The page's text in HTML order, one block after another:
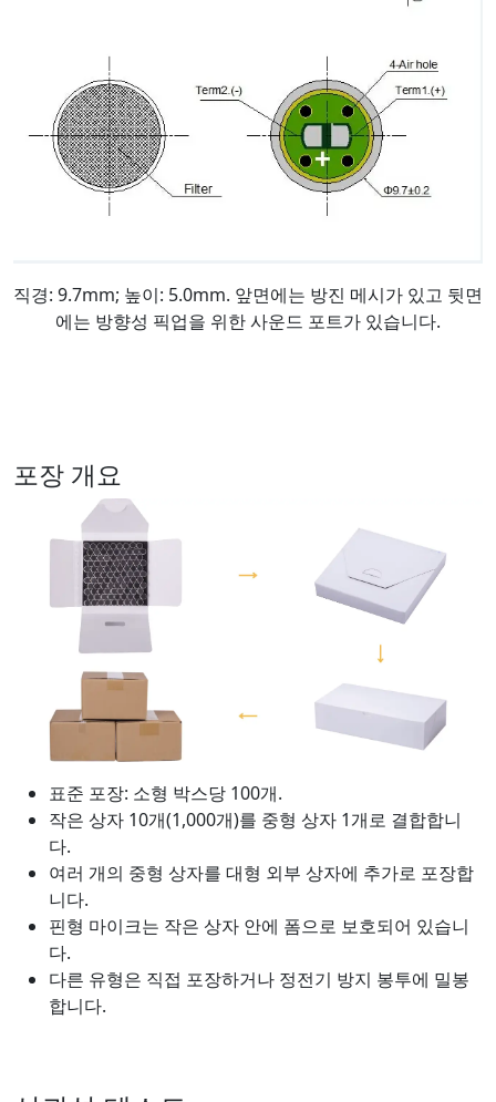
직경: 9.7mm; 높이: 5.0mm. 앞면에는 방진 메시가 있고 뒷면
에는 방향성 픽업을 위한 사운드 포트가 있습니다.
포장 개요
표준 포장: 소형 박스당 100개.
작은 상자 10개(1,000개)를 중형 상자 1개로 결합합니
다.
여러 개의 중형 상자를 대형 외부 상자에 추가로 포장합
니다.
핀형 마이크는 작은 상자 안에 폼으로 보호되어 있습니
다.
다른 유형은 직접 포장하거나 정전기 방지 봉투에 밀봉
합니다.